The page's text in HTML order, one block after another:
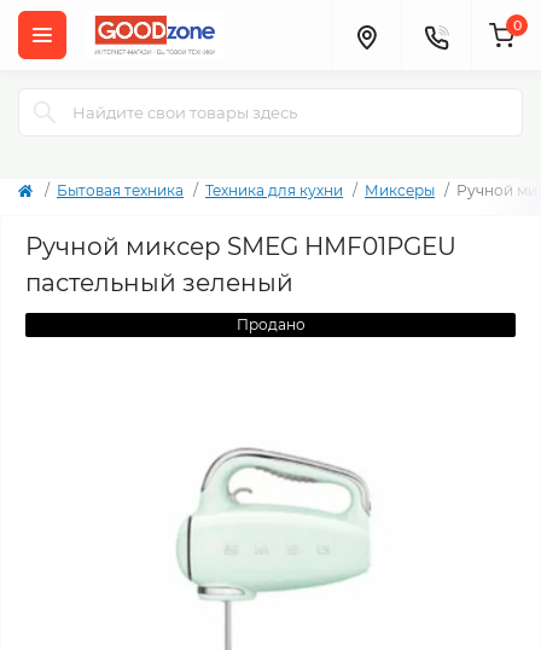
0
Бытовая техника Техника для кухни Миксеры Ручной
Ручной миксер SMEG HMF01PGEU
пастельный зеленый
Продано